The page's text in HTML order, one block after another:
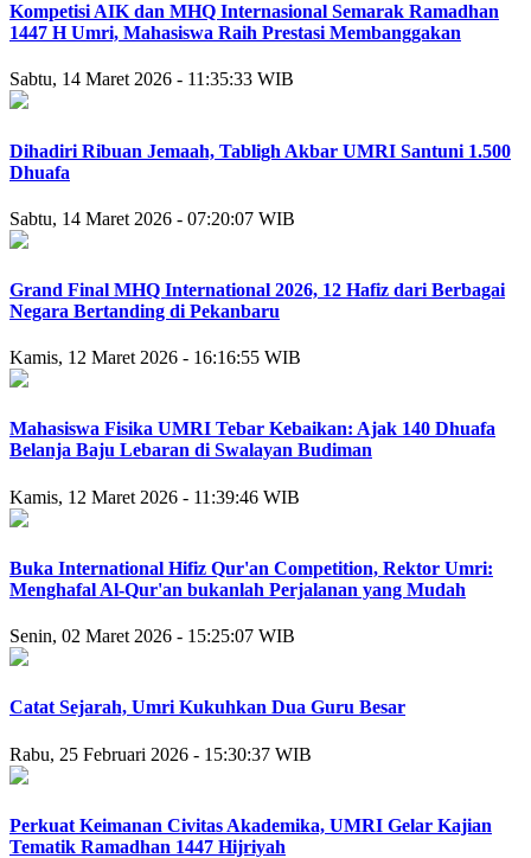
Kompetisi AIK dan MHQ Internasional Semarak Ramadhan
1447 H Umri, Mahasiswa Raih Prestasi Membanggakan
Sabtu, 14 Maret 2026 - 11:35:33 WIB
Dihadiri Ribuan Jemaah, Tabligh Akbar UMRI Santuni 1.500
Dhuafa
Sabtu, 14 Maret 2026 - 07:20:07 WIB
Grand Final MHQ International 2026, 12 Hafiz dari Berbagai
Negara Bertanding di Pekanbaru
Kamis, 12 Maret 2026 - 16:16:55 WIB
Mahasiswa Fisika UMRI Tebar Kebaikan: Ajak 140 Dhuafa
Belanja Baju Lebaran di Swalayan Budiman
Kamis, 12 Maret 2026 - 11:39:46 WIB
Buka International Hifiz Qur'an Competition, Rektor Umri:
Menghafal Al-Qur'an bukanlah Perjalanan yang Mudah
Senin, 02 Maret 2026 - 15:25:07 WIB
Catat Sejarah, Umri Kukuhkan Dua Guru Besar
Rabu, 25 Februari 2026 - 15:30:37 WIB
Perkuat Keimanan Civitas Akademika, UMRI Gelar Kajian
Tematik Ramadhan 1447 Hijriyah